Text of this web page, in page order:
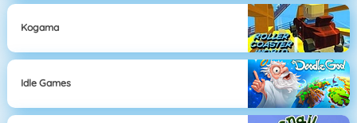
Kogama
Idle Games